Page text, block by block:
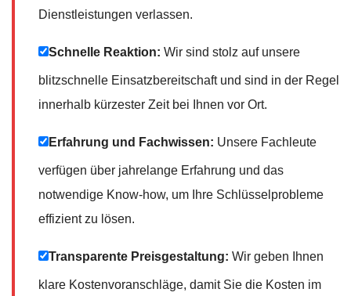
Dienstleistungen verlassen.
Schnelle Reaktion: Wir sind stolz auf unsere
blitzschnelle Einsatzbereitschaft und sind in der Regel
innerhalb kürzester Zeit bei Ihnen vor Ort.
Erfahrung und Fachwissen: Unsere Fachleute
verfügen über jahrelange Erfahrung und das
notwendige Know-how, um Ihre Schlüsselprobleme
effizient zu lösen.
Transparente Preisgestaltung: Wir geben Ihnen
klare Kostenvoranschläge, damit Sie die Kosten im